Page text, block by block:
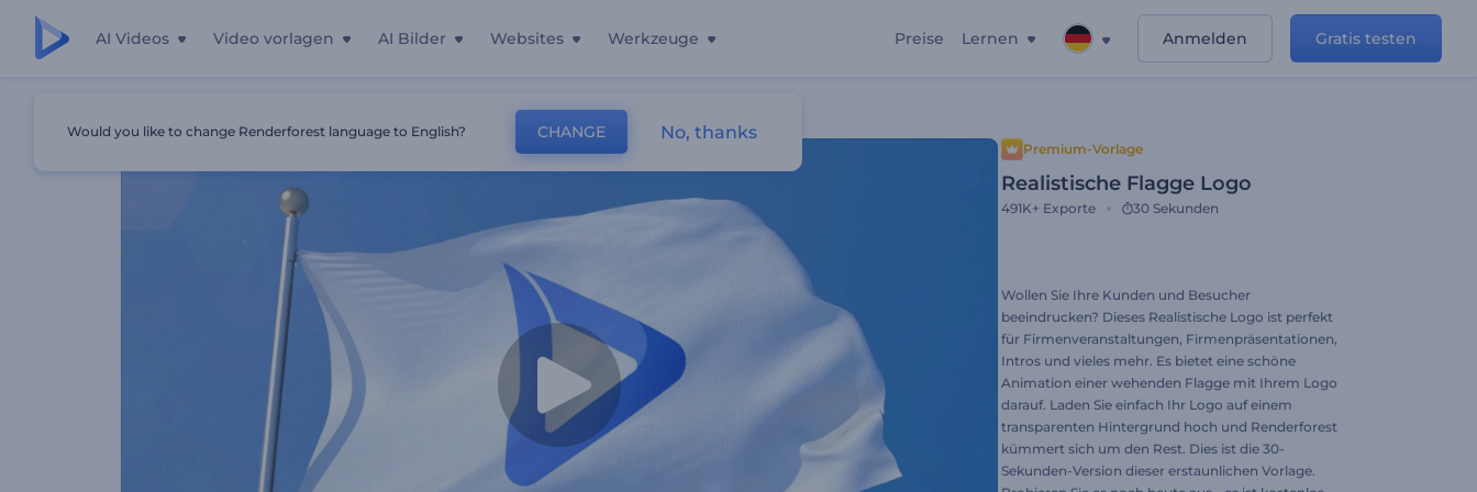
AI Videos Video vorlagen AI Bilder Websites Werkzeuge Preise Lernen Anmelden Gratis testen
Premium-Vorlage
Realistische Flagge Logo
491K+ Exporte 30 Sekunden
Wollen Sie Ihre Kunden und Besucher
beeindrucken? Dieses Realistische Logo ist perfekt
für Firmenveranstaltungen, Firmenpräsentationen,
Intros und vieles mehr. Es bietet eine schöne
Animation einer wehenden Flagge mit Ihrem Logo
darauf. Laden Sie einfach Ihr Logo auf einem
transparenten Hintergrund hoch und Renderforest
kümmert sich um den Rest. Dies ist die 30-
Sekunden-Version dieser erstaunlichen Vorlage.
Would you like to change Renderforest language to English? CHANGE No, thanks